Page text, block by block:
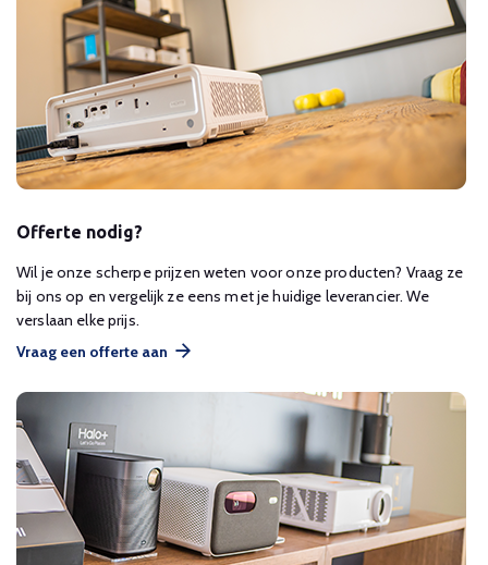
Offerte nodig?
Wil je onze scherpe prijzen weten voor onze producten? Vraag ze
bij ons op en vergelijk ze eens met je huidige leverancier. We
verslaan elke prijs.
Vraag een offerte aan